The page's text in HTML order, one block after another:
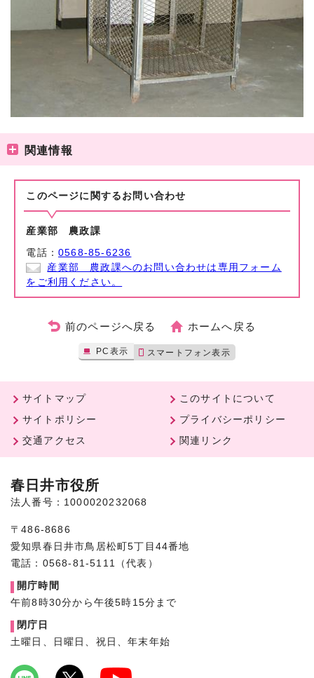
関連情報
このページに関する お問い合わせ
産業部 農政課
電話：0568-85-6236
産業部 農政課へのお問い合わせは専用フォーム
をご利用ください。
前のページへ戻る ホームへ戻る
PC表示 スマートフォン表示
サイトマップ
このサイトについて
サイトポリシー
プライバシーポリシー
交通アクセス
関連リンク
春日井市役所
法人番号：1000020232068
〒486-8686
愛知県春日井市鳥居松町5丁目44番地
電話：0568-81-5111（代表）
開庁時間
午前8時30分から午後5時15分まで
閉庁日
土曜日、日曜日、祝日、年末年始